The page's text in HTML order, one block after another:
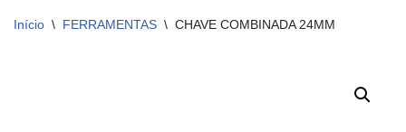
Início \ FERRAMENTAS \ CHAVE COMBINADA 24MM